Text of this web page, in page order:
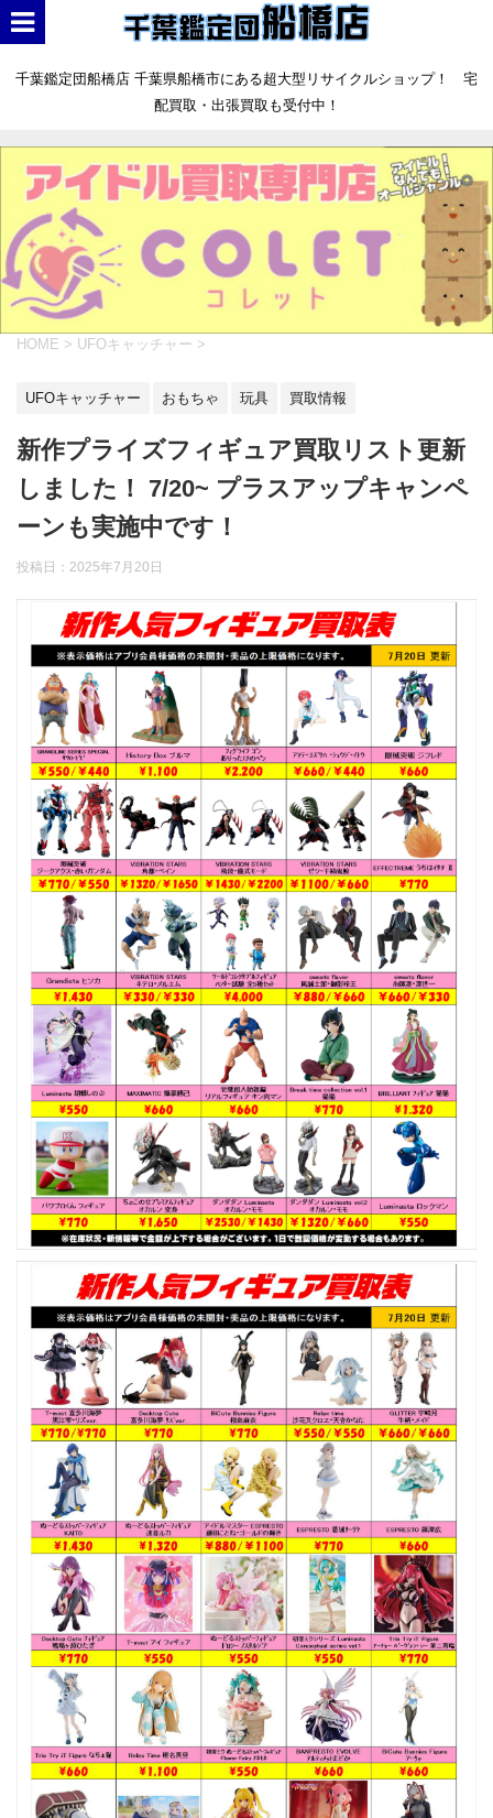
千葉鑑定団船橋店 千葉県船橋市にある超大型リサイクルショップ！ 宅
配買取・出張買取も受付中！
HOME > UFOキャッチャー >
UFOキャッチャー おもちゃ 玩具 買取情報
新作プライズフィギュア買取リスト更新
しました！ 7/20~ プラスアップキャンペ
ーンも実施中です！
投稿日： 2025年7月20日